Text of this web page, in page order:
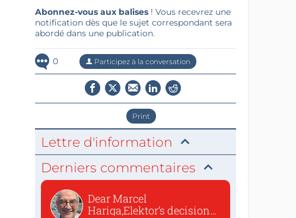
Abonnez-vous aux balises! Vous recevrez une
notification dès que le sujet correspondant sera
abordé dans une publication.
0 Participez à la conversation
Print
Lettre d'information
Derniers commentaires
Dear Marcel
Hariga,Elektor’s decision